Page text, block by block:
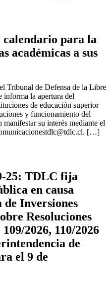
para la
académicas a sus
Tribunal de Defensa de la Libre
informa la apertura del
de educación superior
y funcionamiento del
su interés mediante el
. […]
25: TDLC fija
en causa
Inversiones
Resoluciones
2026, 110/2026
de
el 9 de